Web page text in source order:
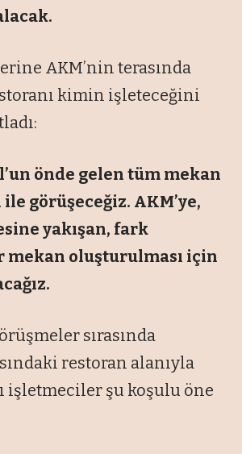
AKM’nin terasında
kimin işleteceğini
önde gelen tüm mekan
görüşeceğiz. AKM’ye,
yakışan, fark
mekan oluşturulması için
sırasında
restoran alanıyla
işletmeciler şu koşulu öne